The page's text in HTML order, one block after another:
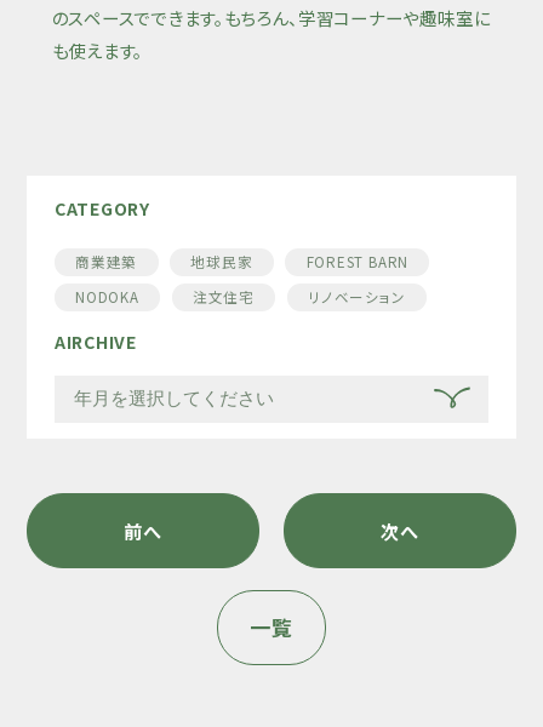
のスペースでできます。もちろん、学習コーナーや趣味室に
も使えます。
CATEGORY
商業建築 地球民家
FOREST BARN
NODOKA
注文住宅 リノベーション
AIRCHIVE
一覧
前へ 次へ